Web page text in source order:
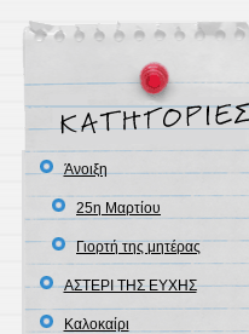
Άνοιξη
25η Μαρτίου
Γιορτή της μητέρας
ΑΣΤΕΡΙ ΤΗΣ ΕΥΧΗΣ
Καλοκαίρι